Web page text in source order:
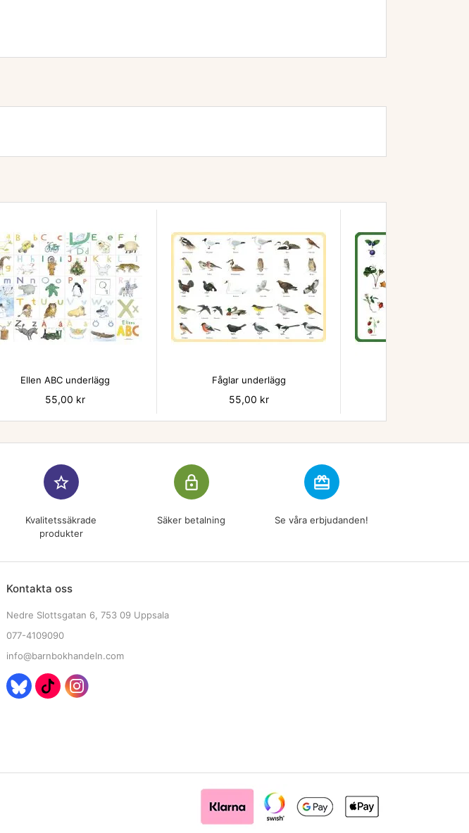

Ellen ABC underlägg
Pris
55,00 kr

Fåglar underlägg
Pris
55,00 kr
star_border
Kvalitetssäkrade
produkter
lock_outline
Säker betalning
redeem
Se våra erbjudanden!
Kontakta oss
Nedre Slottsgatan 6, 753 09 Uppsala
077-4109090
info@barnbokhandeln.com